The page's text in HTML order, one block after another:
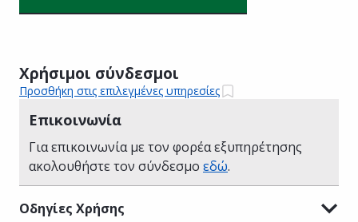
Χρήσιμοι σύνδεσμοι
Προσθήκη στις επιλεγμένες υπηρεσίες
Επικοινωνία
Για επικοινωνία με τον φορέα εξυπηρέτησης
ακολουθήστε τον σύνδεσμο εδώ.
Οδηγίες Χρήσης